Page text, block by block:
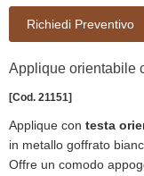
Richiedi Preventivo
Applique orientabile
[Cod. 21151]
Applique con testa
in metallo goffrato
Offre un comodo